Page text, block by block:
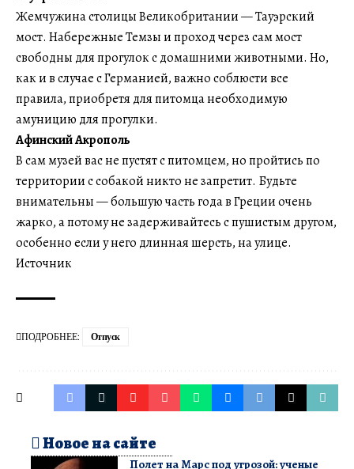
Жемчужина столицы Великобритании — Тауэрский
мост. Набережные Темзы и проход через сам мост
свободны для прогулок с домашними животными. Но,
как и в случае с Германией, важно соблюсти все
правила, приобретя для питомца необходимую
амуницию для прогулки.
Афинский Акрополь
В сам музей вас не пустят с питомцем, но пройтись по
территории с собакой никто не запретит. Будьте
внимательны — большую часть года в Греции очень
жарко, а потому не задерживайтесь с пушистым другом,
особенно если у него длинная шерсть, на улице.
Источник
ПОДРОБНЕЕ: Отпуск
Новое на сайте
Полет на Марс под угрозой: ученые